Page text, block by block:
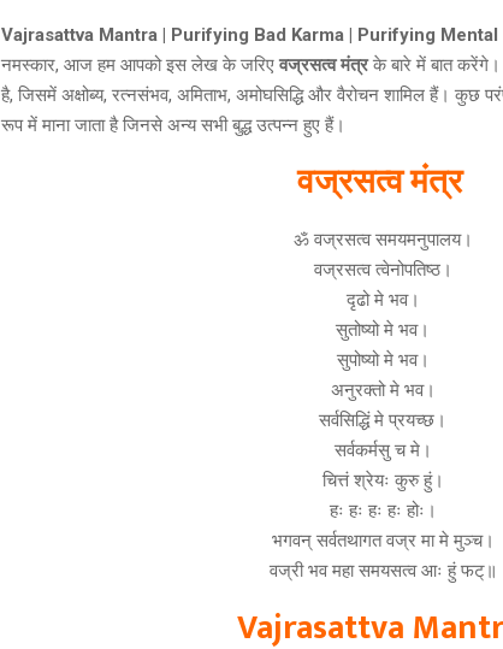
Vajrasattva Mantra | Purifying Bad Karma | Purifying Mental
नमस्कार, आज हम आपको इस लेख के जरिए वज्रसत्व मंत्रके बारे में बात
है, जिसमें अक्षोब्य, रत्नसंभव, अमिताभ, अमोघसिद्धि और वैरोचन शामिल हैं। कुछ
रूप में माना जाता है जिनसे अन्य सभी बुद्ध उत्पन्न हुए हैं।
वज्रसत्व मंत्र
ॐ वज्रसत्व समयमनुपालय।
वज्रसत्व त्वेनोपतिष्ठ।
दृढो मे भव।
सुतोष्यो मे भव।
सुपोष्यो मे भव।
अनुरक्तो मे भव।
सर्वसिद्धिं मे प्रयच्छ।
सर्वकर्मसु च मे।
चित्तं श्रेयः कुरु हुं।
हः हः हः हः होः।
भगवन् सर्वतथागत वज्र मा मे मुञ्च।
वज्री भव महा समयसत्व आः हुं फट्॥
Vajrasattva